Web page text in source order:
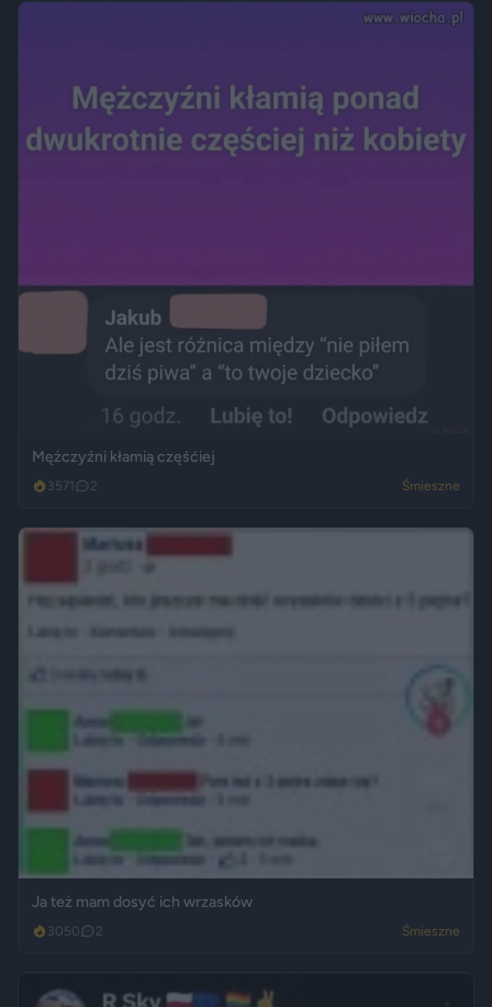
Mężczyźni kłamią częśćiej
3571 2 Śmieszne
Ja też mam dosyć ich wrzasków
3050 2 Śmieszne